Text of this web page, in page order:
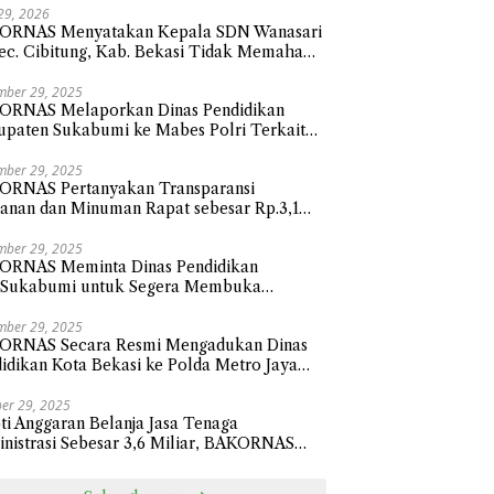
2026
Menyatakan Kepala SDN Wanasari
Cibitung, Kab. Bekasi Tidak Memahami
29, 2025
Melaporkan Dinas Pendidikan
Sukabumi ke Mabes Polri Terkait
2024
29, 2025
Pertanyakan Transparansi
dan Minuman Rapat sebesar Rp.3,1
29, 2025
Meminta Dinas Pendidikan
untuk Segera Membuka
senilai Rp112.9 Miliar
29, 2025
Secara Resmi Mengadukan Dinas
Kota Bekasi ke Polda Metro Jaya
24,1 Miliar
29, 2025
Anggaran Belanja Jasa Tenaga
Sebesar 3,6 Miliar, BAKORNAS